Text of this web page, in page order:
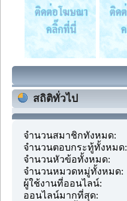
สถิติทั่วไป
จำนวนสมาชิกทั้งหมด:
จำนวนตอบกระทู้ทั้งหมด:
จำนวนหัวข้อทั้งหมด:
จำนวนหมวดหมู่ทั้งหมด:
ผู้ใช้งานที่ออนไลน์:
ออนไลน์มากที่สุด: